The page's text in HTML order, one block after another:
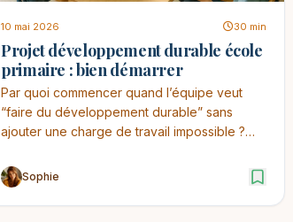
10 mai 2026 30 min
Projet développement durable école
primaire : bien démarrer
Par quoi commencer quand l’équipe veut
“faire du développement durable” sans
ajouter une charge de travail impossible ?
Sophie